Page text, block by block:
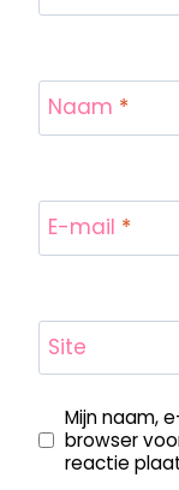
Naam *
E-mail *
Site
Mijn naam,
browser
reactie